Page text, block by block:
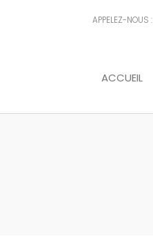
APPELEZ-NOUS :
ACCUEIL